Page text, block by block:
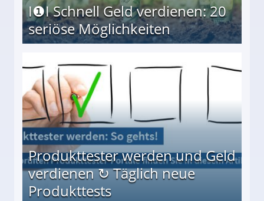
I❶I Schnell Geld verdienen: 20
seriöse Möglichkeiten
Produkttester werden und Geld
verdienen ↻ Täglich neue
Produkttests